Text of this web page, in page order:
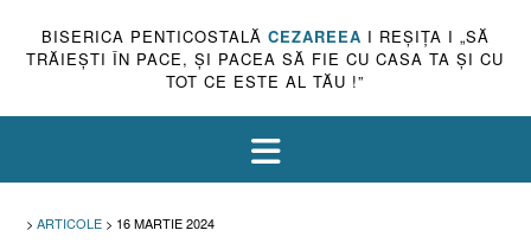
BISERICA PENTICOSTALĂ CEZAREEA I REŞIŢA I „SĂ
TRĂIEŞTI ÎN PACE, ŞI PACEA SĂ FIE CU CASA TA ŞI CU
TOT CE ESTE AL TĂU !”
> ARTICOLE > 16 MARTIE 2024